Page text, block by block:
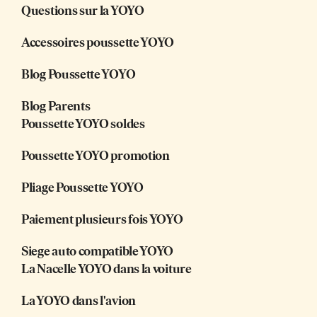
Questions sur la YOYO
Accessoires poussette YOYO
Blog Poussette YOYO
Blog Parents
Poussette YOYO soldes
Poussette YOYO promotion
Pliage Poussette YOYO
Paiement plusieurs fois YOYO
Siege auto compatible YOYO
La Nacelle YOYO dans la voiture
La YOYO dans l'avion